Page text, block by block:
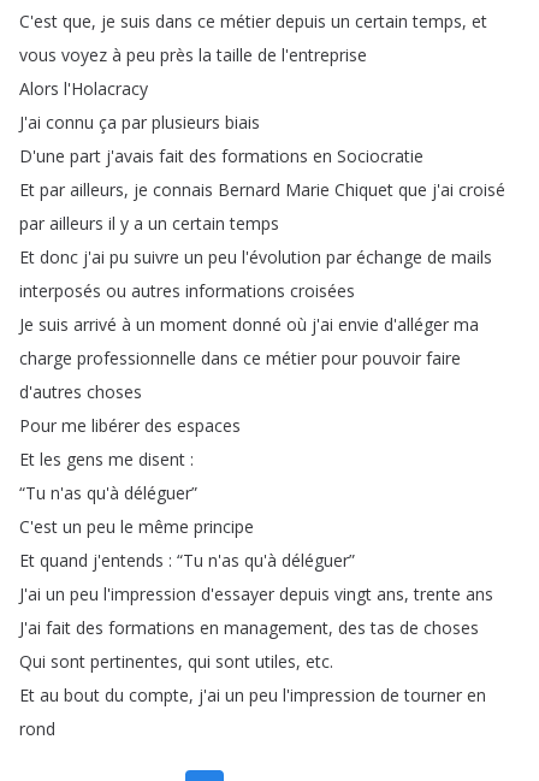
C'est que, je suis dans ce métier depuis un certain temps, et
vous voyez à peu près la taille de l'entreprise
Alors l'Holacracy
J'ai connu ça par plusieurs biais
D'une part j'avais fait des formations en Sociocratie
Et par ailleurs, je connais Bernard Marie Chiquet que j'ai croisé
par ailleurs il y a un certain temps
Et donc j'ai pu suivre un peu l'évolution par échange de mails
interposés ou autres informations croisées
Je suis arrivé à un moment donné où j'ai envie d'alléger ma
charge professionnelle dans ce métier pour pouvoir faire
d'autres choses
Pour me libérer des espaces
Et les gens me disent :
“Tu n'as qu'à déléguer”
C'est un peu le même principe
Et quand j'entends : “Tu n'as qu'à déléguer”
J'ai un peu l'impression d'essayer depuis vingt ans,trente ans
J'ai fait des formations en management, des tas de choses
Qui sont pertinentes, qui sont utiles, etc.
Et au bout du compte, j'ai un peu l'impression de tourner en
rond